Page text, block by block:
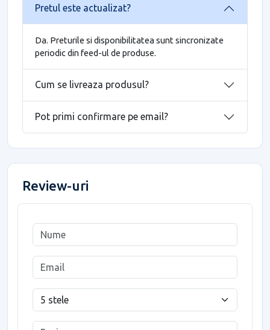
Pretul este actualizat?
Da. Preturile si disponibilitatea sunt sincronizate
periodic din feed-ul de produse.
Cum se livreaza produsul?
Pot primi confirmare pe email?
Review-uri